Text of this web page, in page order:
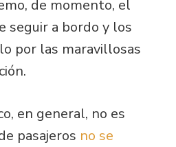
de momento, el
seguir a bordo y los
por las maravillosas
en general, no es
pasajeros no se